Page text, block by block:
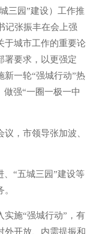
三园”建设）工作推
记张振丰在会上强
于城市工作的重要论
署要求，以更强定
新一轮“强城行动”热
做强“一圈一极一中
，市领导张加波、
“五城三园”建设等
施“强城行动”，有
外开放、内需提振和